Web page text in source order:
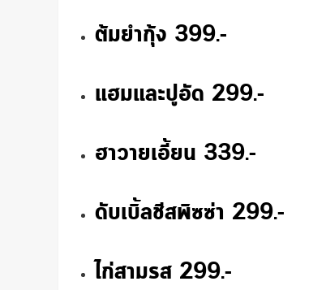
ต้มยำกุ้ง 399.-
แฮมและปูอัด 299.-
ฮาวายเอี้ยน 339.-
ดับเบิ้ลชีสพิซซ่า 299.-
ไก่สามรส 299.-